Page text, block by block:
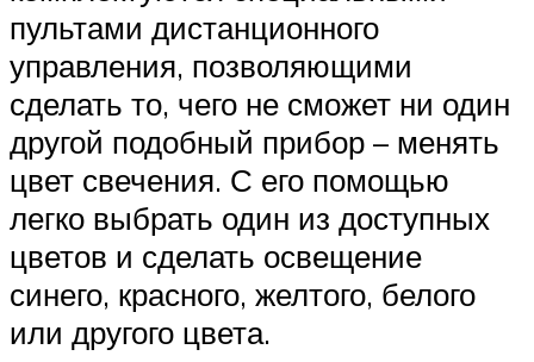
пультами дистанционного
управления, позволяющими
сделать то, чего не сможет ни один
другой подобный прибор – менять
цвет свечения. С его помощью
легко выбрать один из доступных
цветов и сделать освещение
синего, красного, желтого, белого
или другого цвета.